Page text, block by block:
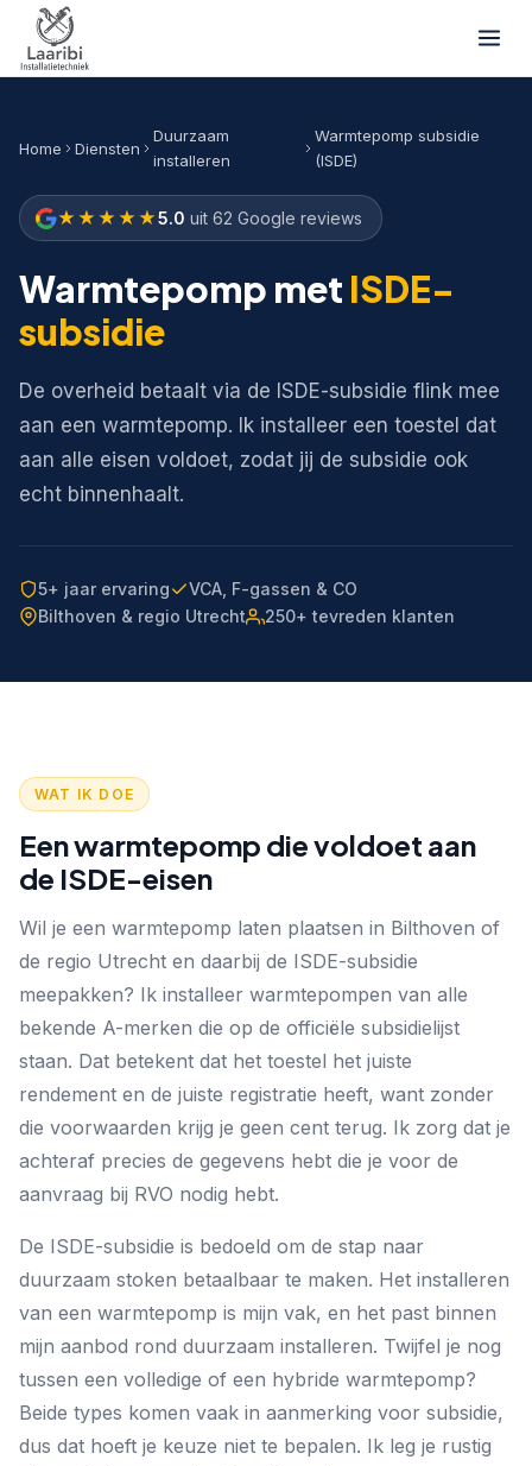
Home Diensten
Duurzaam
installeren
Warmtepomp subsidie
(ISDE)
★★★★★5.0 uit 62 Google reviews
Warmtepomp met ISDE-
subsidie
De overheid betaalt via de ISDE-subsidie flink mee
aan een warmtepomp. Ik installeer een toestel dat
aan alle eisen voldoet, zodat jij de subsidie ook
echt binnenhaalt.
5+ jaar ervaring
VCA, F-gassen & CO
Bilthoven & regio Utrecht
250+ tevreden klanten
WAT IK DOE
Een warmtepomp die voldoet aan
de ISDE-eisen
Wil je een warmtepomp laten plaatsen in Bilthoven of
de regio Utrecht en daarbij de ISDE-subsidie
meepakken? Ik installeer warmtepompen van alle
bekende A-merken die op de officiële subsidielijst
staan. Dat betekent dat het toestel het juiste
rendement en de juiste registratie heeft, want zonder
die voorwaarden krijg je geen cent terug. Ik zorg dat je
achteraf precies de gegevens hebt die je voor de
aanvraag bij RVO nodig hebt.
De ISDE-subsidie is bedoeld om de stap naar
duurzaam stoken betaalbaar te maken. Het installeren
van een warmtepomp is mijn vak, en het past binnen
mijn aanbod rond duurzaam installeren. Twijfel je nog
tussen een volledige of een hybride warmtepomp?
Beide types komen vaak in aanmerking voor subsidie,
dus dat hoeft je keuze niet te bepalen. Ik leg je rustig